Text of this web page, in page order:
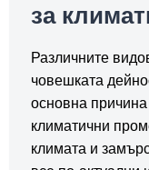
за
Различните
човешката
основна причина
климатични
климата и